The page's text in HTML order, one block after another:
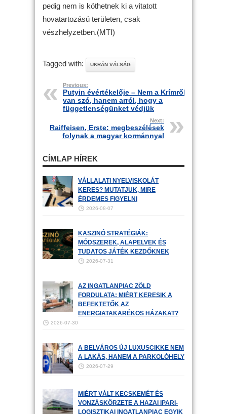
pedig nem is köthetnek ki a vitatott
hovatartozású területen, csak
vészhelyzetben.(MTI)
Tagged with: UKRÁN VÁLSÁG
Previous:
Putyin évértékelője – Nem a Krímről
van szó, hanem arról, hogy a
függetlenségünket védjük
Next:
Raiffeisen, Erste: megbeszélések
folynak a magyar kormánnyal
CÍMLAP HÍREK
VÁLLALATI NYELVISKOLÁT
KERES? MUTATJUK, MIRE
ÉRDEMES FIGYELNI
2026-08-07
KASZINÓ STRATÉGIÁK:
MÓDSZEREK, ALAPELVEK ÉS
TUDATOS JÁTÉK KEZDŐKNEK
2026-07-31
AZ INGATLANPIAC ZÖLD
FORDULATA: MIÉRT KERESIK A
BEFEKTETŐK AZ
ENERGIATAKARÉKOS HÁZAKAT?
2026-07-30
A BELVÁROS ÚJ LUXUSCIKKE NEM
A LAKÁS, HANEM A PARKOLÓHELY
2026-07-29
MIÉRT VÁLT KECSKEMÉT ÉS
VONZÁSKÖRZETE A HAZAI IPARI-
LOGISZTIKAI INGATLANPIAC EGYIK